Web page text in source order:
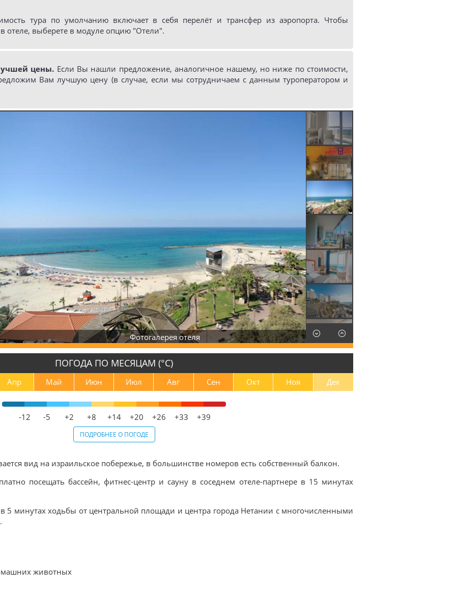
тура по умолчанию включает в себя перелёт и трансфер из аэропорта. Чтобы
отеле, выберете в модуле опцию "Отели".
цены. Если Вы нашли предложение, аналогичное нашему, но ниже по стоимости,
Вам лучшую цену (в случае, если мы сотрудничаем с данным туроператором и
Фотогалерея отеля
ПОГОДА ПО МЕСЯЦАМ (°С)
Апр Май Июн Июл Авг Сен Окт Ноя Дек
-12 -5 +2 +8 +14 +20 +26 +33 +39
ПОДРОБНЕЕ О ПОГОДЕ
вид на израильское побережье, в большинстве номеров есть собственный балкон.
посещать бассейн, фитнес-центр и сауну в соседнем отеле-партнере в 15 минутах
в 5 минутах ходьбы от центральной площади и центра города Нетании с многочисленными
животных